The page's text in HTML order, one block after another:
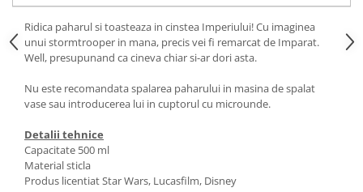
Ridica paharul si toasteaza in cinstea Imperiului! Cu imaginea
unui stormtrooper in mana, precis vei fi remarcat de Imparat.
Well, presupunand ca cineva chiar si-ar dori asta.
Nu este recomandata spalarea paharului in masina de spalat
vase sau introducerea lui in cuptorul cu microunde.
Detalii tehnice
Capacitate 500 ml
Material sticla
Produs licentiat Star Wars, Lucasfilm, Disney